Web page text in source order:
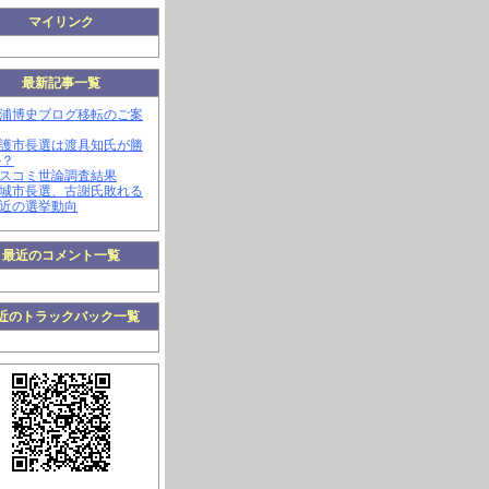
マイリンク
最新記事一覧
博史ブログ移転のご案
市長選は渡具知氏が勝
コミ世論調査結果
市長選、古謝氏敗れる
の選挙動向
最近のコメント一覧
のトラックバック一覧